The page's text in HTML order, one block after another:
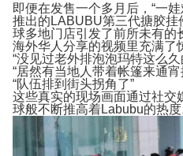
即便在发售一个多月后，“一
推出的LABUBU第三代搪胶挂
球多地门店引发了前所未有的
海外华人分享的视频里充满了
“没见过老外排泡泡玛特这么久
“居然有当地人带着帐篷来通宵
“队伍排到街头拐角了”
这些真实的现场画面通过社交
球般不断推高着Labubu的热度